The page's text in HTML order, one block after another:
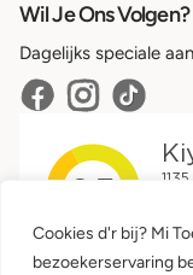
Cookies d'r bij? Mi
bezoekerservaring
Wil Je Ons Volgen?
Dagelijks speciale